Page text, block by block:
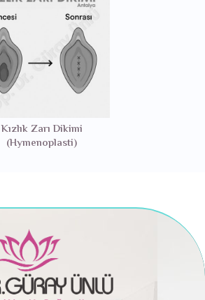
Kızlık Zarı Dikimi
(Hymenoplasti)